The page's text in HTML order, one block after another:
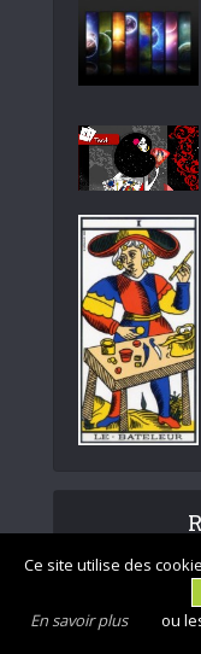
Ce site utilise des
ou
En savoir plus